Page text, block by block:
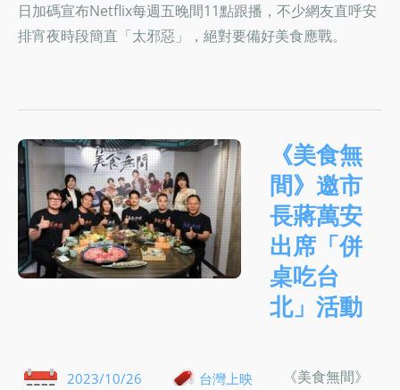
日加碼宣布Netflix每週五晚間11點跟播，不少網友直呼安
排宵夜時段簡直「太邪惡」，絕對要備好美食應戰。
《美食無
間》邀市
長蔣萬安
出席「併
桌吃台
北」活動
2023/10/26 台灣上映
《美食無間》